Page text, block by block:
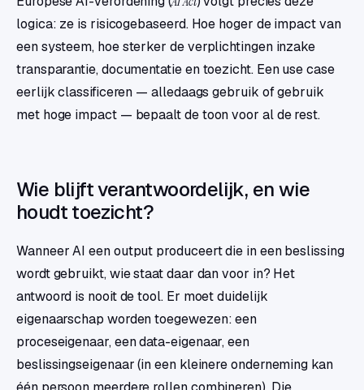
logica: ze is risicogebaseerd. Hoe hoger de impact van
een systeem, hoe sterker de verplichtingen inzake
transparantie, documentatie en toezicht. Een use case
eerlijk classificeren — alledaags gebruik of gebruik
met hoge impact — bepaalt de toon voor al de rest.
Wie blijft verantwoordelijk, en wie
houdt toezicht?
Wanneer AI een output produceert die in een beslissing
wordt gebruikt, wie staat daar dan voor in? Het
antwoord is nooit de tool. Er moet duidelijk
eigenaarschap worden toegewezen: een
proceseigenaar, een data-eigenaar, een
beslissingseigenaar (in een kleinere onderneming kan